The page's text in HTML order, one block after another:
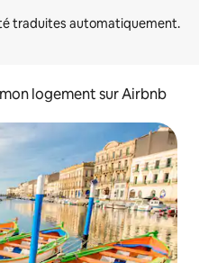
logement sur Airbnb